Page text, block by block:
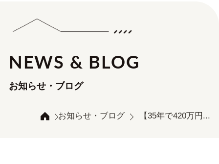
NEWS & BLOG
お知らせ・ブログ
お知らせ・ブログ 【35年で420万円...